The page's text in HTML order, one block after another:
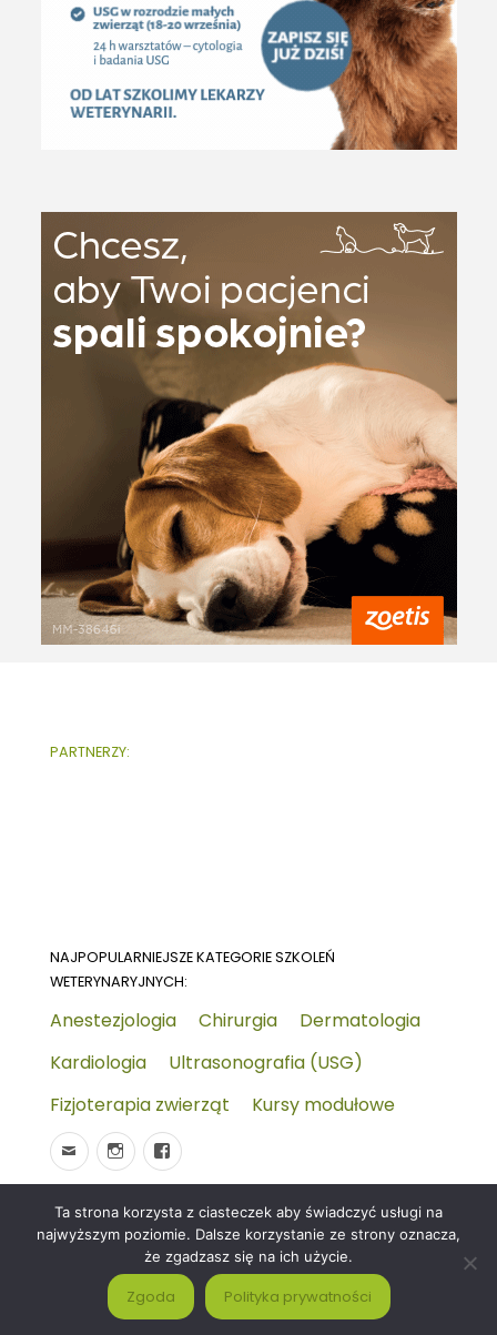
PARTNERZY:
NAJPOPULARNIEJSZE KATEGORIE SZKOLEŃ
WETERYNARYJNYCH:
Anestezjologia Chirurgia
Dermatologia
Kardiologia
Ultrasonografia (USG)
Fizjoterapia zwierząt
Kursy modułowe
© 2026Wydarzenia-wet.pl
Polityka prywatności i
RODO
Czym jest strona KALENDARZ WYDARZEŃ
WETERYNARYJNYCH?
Ta strona korzysta z ciasteczek aby świadczyć usługi na
najwyższym poziomie. Dalsze korzystanie ze strony oznacza,
że zgadzasz się na ich użycie.
Zgoda Polityka prywatności